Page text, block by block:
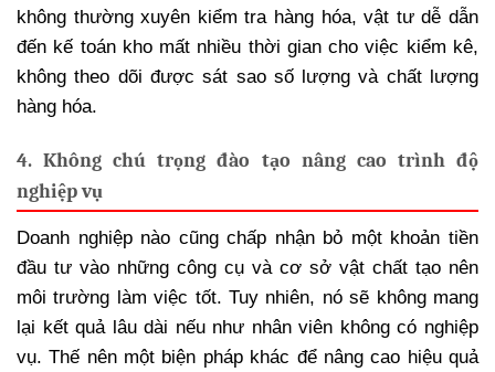
không thường xuyên kiểm tra hàng hóa, vật tư dễ dẫn
đến kế toán kho mất nhiều thời gian cho việc kiểm kê,
không theo dõi được sát sao số lượng và chất lượng
hàng hóa.
4. Không chú trọng đào tạo nâng cao trình độ
nghiệp vụ
Doanh nghiệp nào cũng chấp nhận bỏ một khoản tiền
đầu tư vào những công cụ và cơ sở vật chất tạo nên
môi trường làm việc tốt. Tuy nhiên, nó sẽ không mang
lại kết quả lâu dài nếu như nhân viên không có nghiệp
vụ. Thế nên một biện pháp khác để nâng cao hiệu quả